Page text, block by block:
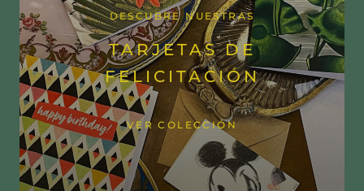
DESCUBRE NUESTRAS
TARJETAS DE
FELICITACIÓN
VER COLECCIÓN